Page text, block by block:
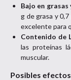
Bajo en grasas
g de grasa y
excelente para
Contenido de
las proteínas
muscular.
Posibles